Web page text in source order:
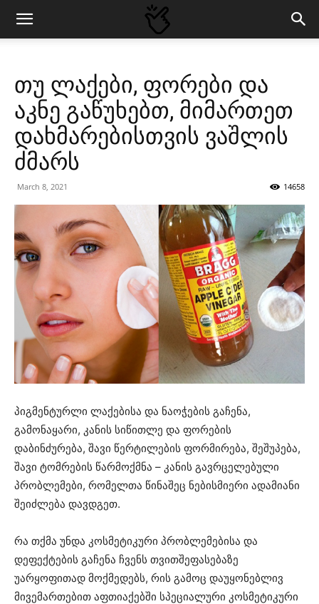
თუ ლაქები, ფორები და
აკნე გაწუხებთ, მიმართეთ
დახმარებისთვის ვაშლის
ძმარს
March 8, 2021 14658
პიგმენტურლი ლაქებისა და ნაოჭების გაჩენა,
გამონაყარი, კანის სიწითლე და ფორების
დაბინძურება, შავი წერტილების ფორმირება, შეშუპება,
შავი ტომრების წარმოქმნა – კანის გავრცელებული
პრობლემები, რომელთა წინაშეც ნებისმიერი ადამიანი
შეიძლება დავდგეთ.
რა თქმა უნდა კოსმეტიკური პრობლემებისა და
დეფექტების გაჩენა ჩვენს თვითშეფასებაზე
უარყოფითად მოქმედებს, რის გამოც დაუყონებლივ
მივემართებით აფთიაქებში სპეციალური კოსმეტიკური